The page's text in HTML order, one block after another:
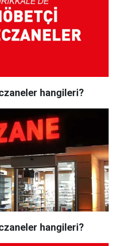
hangileri?
hangileri?